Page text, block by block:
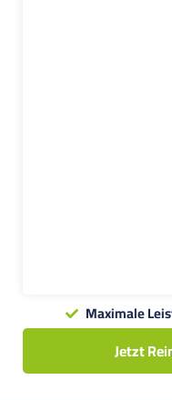
Maximale
Jetzt